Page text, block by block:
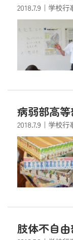
2018.7.9 ｜学校行
病弱部高
2018.7.9 ｜学校行
肢体不自